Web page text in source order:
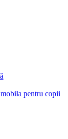
pentru copii